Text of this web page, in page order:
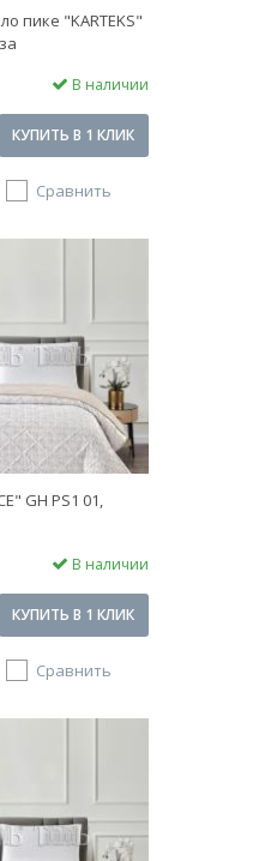
пике "KARTEKS"
В наличии
КУПИТЬ В 1 КЛИК
Сравнить
GH PS1 01,
В наличии
КУПИТЬ В 1 КЛИК
Сравнить